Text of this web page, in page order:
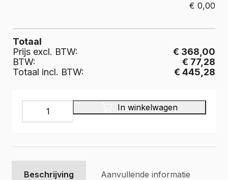
€ 0,00
Totaal
Prijs excl. BTW:
€ 368,00
BTW:
€ 77,28
Totaal incl. BTW:
€ 445,28
Laadvloer
multiplex
grijs
aantal
In winkelwagen
Beschrijving Aanvullende informatie